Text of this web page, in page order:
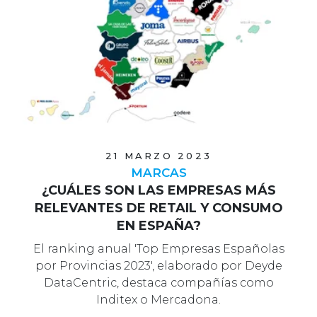
21 MARZO 2023
MARCAS
¿CUÁLES SON LAS EMPRESAS MÁS
RELEVANTES DE RETAIL Y CONSUMO
EN ESPAÑA?
El ranking anual 'Top Empresas Españolas
por Provincias 2023', elaborado por Deyde
DataCentric, destaca compañías como
Inditex o Mercadona.